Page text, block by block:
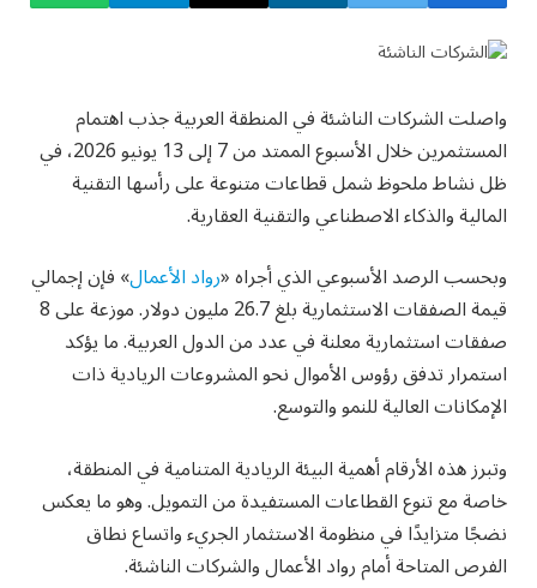
واصلت الشركات الناشئة في المنطقة العربية جذب اهتمام
المستثمرين خلال الأسبوع الممتد من 7 إلى 13 يونيو 2026، في
ظل نشاط ملحوظ شمل قطاعات متنوعة على رأسها التقنية
المالية والذكاء الاصطناعي والتقنية العقارية.
وبحسب الرصد الأسبوعي الذي أجراه «رواد الأعمال» فإن إجمالي
قيمة الصفقات الاستثمارية بلغ 26.7 مليون دولار. موزعة على 8
صفقات استثمارية معلنة في عدد من الدول العربية. ما يؤكد
استمرار تدفق رؤوس الأموال نحو المشروعات الريادية ذات
الإمكانات العالية للنمو والتوسع.
وتبرز هذه الأرقام أهمية البيئة الريادية المتنامية في المنطقة،
خاصة مع تنوع القطاعات المستفيدة من التمويل. وهو ما يعكس
نضجًا متزايدًا في منظومة الاستثمار الجريء واتساع نطاق
الفرص المتاحة أمام رواد الأعمال والشركات الناشئة.